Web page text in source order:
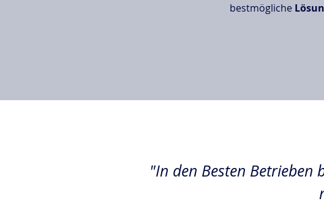
bestmögliche
"In den Besten